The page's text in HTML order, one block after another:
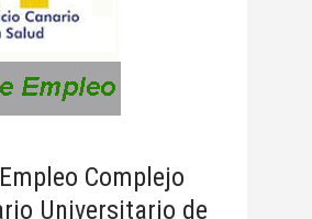
Complejo
Universitario de